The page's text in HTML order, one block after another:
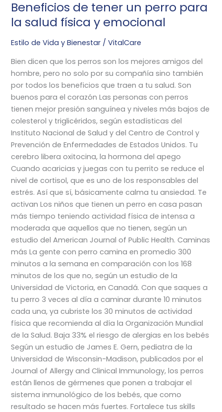
Beneficios de tener un perro para
la salud física y emocional
Estilo de Vida y Bienestar /VitalCare
Bien dicen que los perros son los mejores amigos del
hombre, pero no solo por su compañía sino también
por todos los beneficios que traen a tu salud. Son
buenos para el corazón Las personas con perros
tienen mejor presión sanguínea y niveles más bajos de
colesterol y triglicéridos, según estadísticas del
Instituto Nacional de Salud y del Centro de Control y
Prevención de Enfermedades de Estados Unidos. Tu
cerebro libera oxitocina, la hormona del apego
Cuando acaricias y juegas con tu perrito se reduce el
nivel de cortisol, que es uno de los responsables del
estrés. Así que sí, básicamente calma tu ansiedad. Te
activan Los niños que tienen un perro en casa pasan
más tiempo teniendo actividad física de intensa a
moderada que aquellos que no tienen, según un
estudio del American Journal of Public Health. Caminas
más La gente con perro camina en promedio 300
minutos a la semana en comparación con los 168
minutos de los que no, según un estudio de la
Universidad de Victoria, en Canadá. Con que saques a
tu perro 3 veces al día a caminar durante 10 minutos
cada una, ya cubriste los 30 minutos de actividad
física que recomienda al día la Organización Mundial
de la Salud. Baja 33% el riesgo de alergias en los bebés
Según un estudio de James E. Gern, pediatra de la
Universidad de Wisconsin-Madison, publicados por el
Journal of Allergy and Clinical Immunology, los perros
están llenos de gérmenes que ponen a trabajar el
sistema inmunológico de los bebés, que como
resultado se hacen más fuertes. Fortalece tus skills
física
y